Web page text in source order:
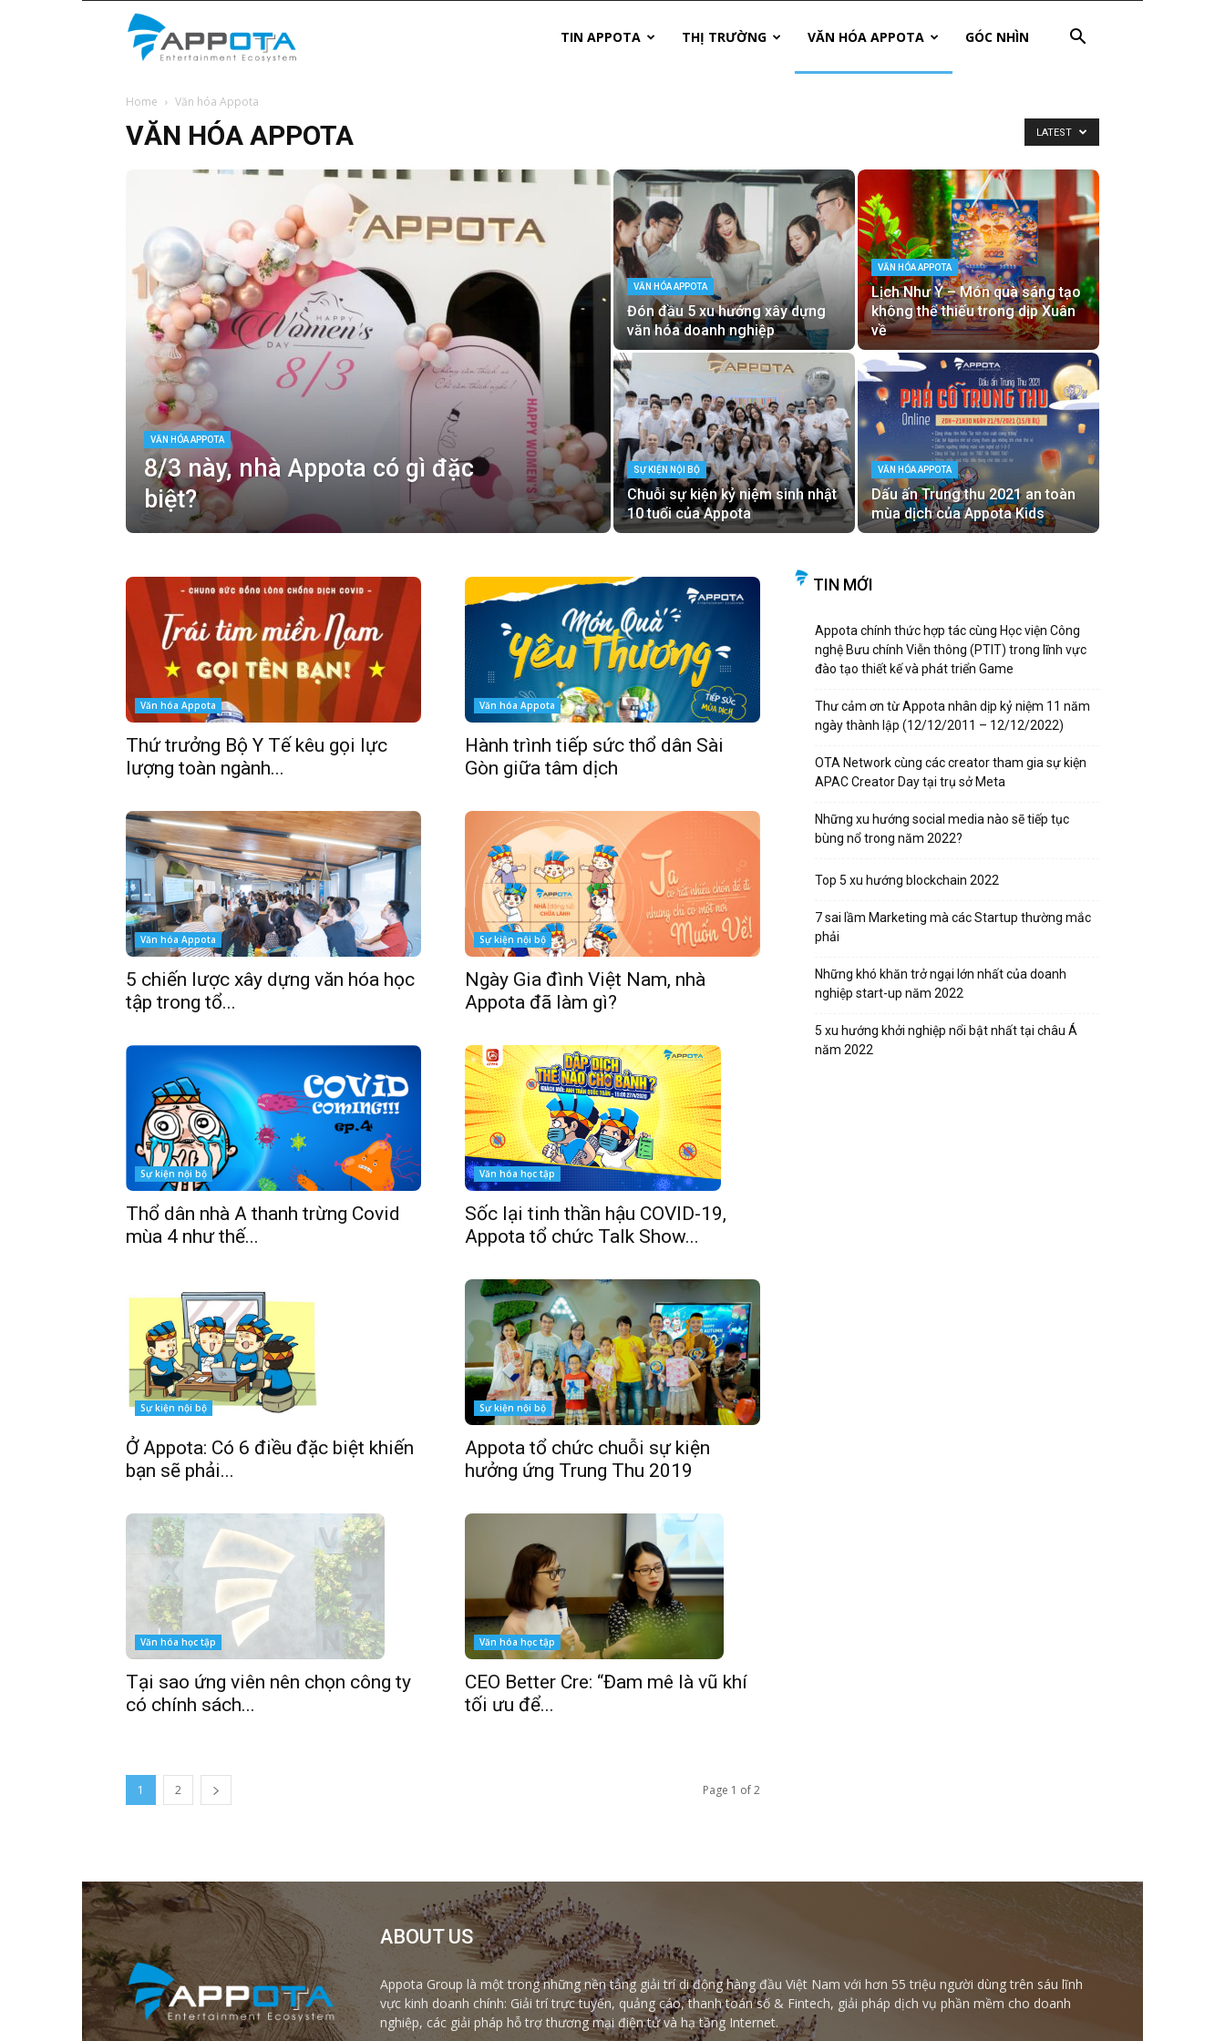
TIN APPOTA THỊ TRƯỜNG VĂN HÓA APPOTA GÓC NHÌN
Home Văn hóa Appota
VĂN HÓA APPOTA LATEST
VĂN HÓA APPOTA
8/3 này, nhà Appota có gì đặc
biệt?
VĂN HÓA APPOTA
Đón đầu 5 xu hướng xây dựng
văn hóa doanh nghiệp
VĂN HÓA APPOTA
Lịch Như Ý – Món quà sáng tạo
không thể thiếu trong dịp Xuân
về
SỰ KIỆN NỘI BỘ
Chuỗi sự kiện kỷ niệm sinh nhật
10 tuổi của Appota
VĂN HÓA APPOTA
Dấu ấn Trung thu 2021 an toàn
mùa dịch của Appota Kids
Văn hóa Appota
Thứ trưởng Bộ Y Tế kêu gọi lực
lượng toàn ngành...
Văn hóa Appota
Hành trình tiếp sức thổ dân Sài
Gòn giữa tâm dịch
Văn hóa Appota
5 chiến lược xây dựng văn hóa học
tập trong tổ...
Sự kiện nội bộ
Ngày Gia đình Việt Nam, nhà
Appota đã làm gì?
Sự kiện nội bộ
Thổ dân nhà A thanh trừng Covid
mùa 4 như thế...
Văn hóa học tập
Sốc lại tinh thần hậu COVID-19,
Appota tổ chức Talk Show...
Sự kiện nội bộ
Ở Appota: Có 6 điều đặc biệt khiến
bạn sẽ phải...
Sự kiện nội bộ
Appota tổ chức chuỗi sự kiện
hưởng ứng Trung Thu 2019
Văn hóa học tập
Tại sao ứng viên nên chọn công ty
có chính sách...
Văn hóa học tập
CEO Better Cre: “Đam mê là vũ khí
tối ưu để...
1 2 Page 1 of 2
TIN MỚI
Appota chính thức hợp tác cùng Học viện Công
nghệ Bưu chính Viễn thông (PTIT) trong lĩnh vực
đào tạo thiết kế và phát triển Game
Thư cảm ơn từ Appota nhân dịp kỷ niệm 11 năm
ngày thành lập (12/12/2011 – 12/12/2022)
OTA Network cùng các creator tham gia sự kiện
APAC Creator Day tại trụ sở Meta
Những xu hướng social media nào sẽ tiếp tục
bùng nổ trong năm 2022?
Top 5 xu hướng blockchain 2022
7 sai lầm Marketing mà các Startup thường mắc
phải
Những khó khăn trở ngại lớn nhất của doanh
nghiệp start-up năm 2022
5 xu hướng khởi nghiệp nổi bật nhất tại châu Á
năm 2022
ABOUT US
Appota Group là một trong những nền tảng giải trí di động hàng đầu Việt Nam với hơn 55 triệu người dùng trên sáu lĩnh
vực kinh doanh chính: Giải trí trực tuyến, quảng cáo, thanh toán số & Fintech, giải pháp dịch vụ phần mềm cho doanh
nghiệp, các giải pháp hỗ trợ thương mại điện tử và hạ tầng Internet.